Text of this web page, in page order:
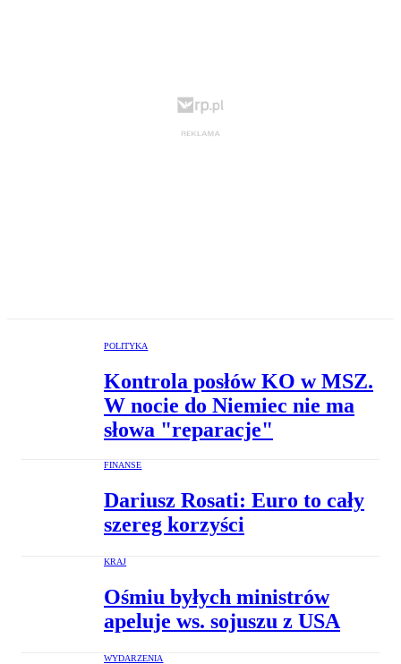
POLITYKA
Kontrola posłów KO w MSZ.
W nocie do Niemiec nie ma
słowa "reparacje"
FINANSE
Dariusz Rosati: Euro to cały
szereg korzyści
KRAJ
Ośmiu byłych ministrów
apeluje ws. sojuszu z USA
WYDARZENIA